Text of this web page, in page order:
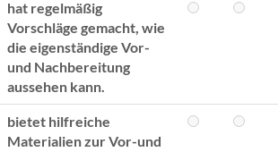
hat regelmäßig
Vorschläge gemacht, wie
die eigenständige Vor-
und Nachbereitung
aussehen kann.
bietet hilfreiche
Materialien zur Vor-und